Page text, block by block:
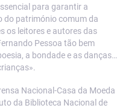
para garantir a
do património comum da
os leitores e autores das
Pessoa tão bem
a bondade e as danças…
Nacional-Casa da Moeda
da Biblioteca Nacional de